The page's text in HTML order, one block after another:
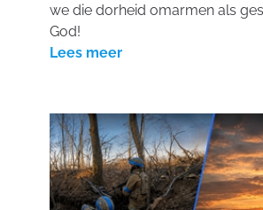
we die dorheid omarmen als
God!
Lees meer